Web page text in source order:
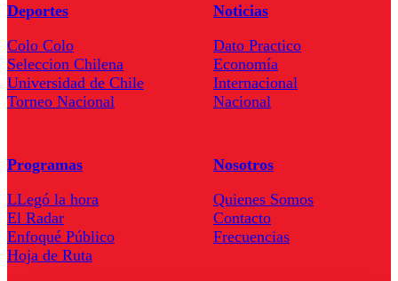
Deportes
Colo Colo
Seleccion Chilena
Universidad de Chile
Torneo Nacional
Noticias
Dato Practico
Economía
Internacional
Nacional
Programas
LLegó la hora
El Radar
Enfoqué Público
Hoja de Ruta
Nosotros
Quienes Somos
Contacto
Frecuencias